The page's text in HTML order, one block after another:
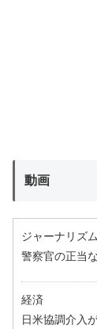
動画
ジャーナリズム
警察官の正当
経済
日米協調介入